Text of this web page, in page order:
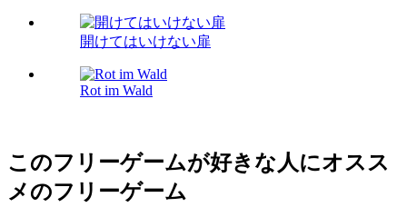
開けてはいけない扉
Rot im Wald
このフリーゲームが好きな人にオスス
メのフリーゲーム